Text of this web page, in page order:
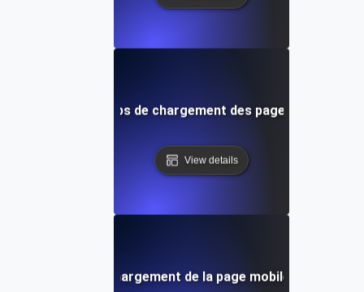
optimiser les temps de chargement des pages mobiles :
View details
données de chargement de la page mobile pour une